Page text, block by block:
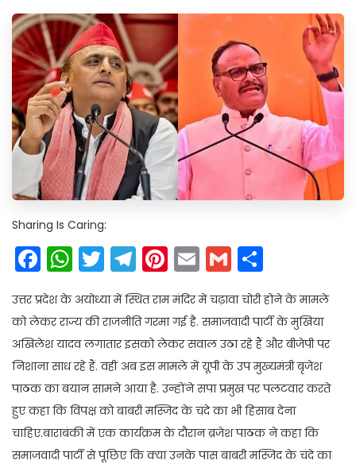
Sharing Is Caring:
Facebook
WhatsApp
Twitter
Telegram
Pinterest
EmailGmail
उत्तर प्रदेश के अयोध्या में स्थित राम मंदिर में चढ़ावा चोरी होने के मामले
को लेकर राज्य की राजनीति गरमा गई है. समाजवादी पार्टी के मुखिया
अखिलेश यादव लगातार इसको लेकर सवाल उठा रहे हैं और बीजेपी पर
निशाना साध रहे हैं. वहीं अब इस मामले में यूपी के उप मुख्यमंत्री बृजेश
पाठक का बयान सामने आया है. उन्होंने सपा प्रमुख पर पलटवार करते
हुए कहा कि विपक्ष को बाबरी मस्जिद के चंदे का भी हिसाब देना
चाहिए.बाराबंकी में एक कार्यक्रम के दौरान ब्रजेश पाठक ने कहा कि
समाजवादी पार्टी से पूछिए कि क्या उनके पास बाबरी मस्जिद के चंदे का